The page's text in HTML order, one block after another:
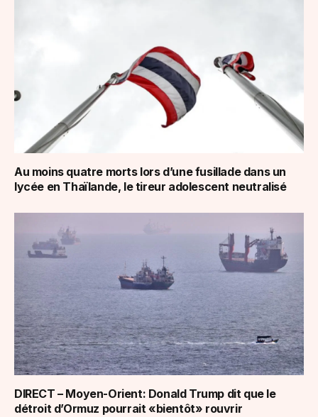
Au moins quatre morts lors d’une fusillade dans un
lycée en Thaïlande, le tireur adolescent neutralisé
DIRECT – Moyen-Orient: Donald Trump dit que le
détroit d’Ormuz pourrait «bientôt» rouvrir